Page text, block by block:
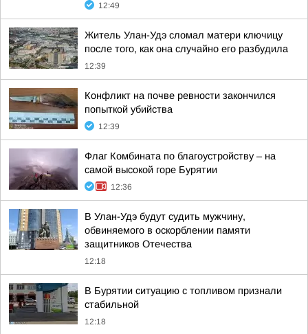
12:49
Житель Улан-Удэ сломал матери ключицу
после того, как она случайно его разбудила
12:39
Конфликт на почве ревности закончился
попыткой убийства
12:39
Флаг Комбината по благоустройству – на
самой высокой горе Бурятии
12:36
В Улан-Удэ будут судить мужчину,
обвиняемого в оскорблении памяти
защитников Отечества
12:18
В Бурятии ситуацию с топливом признали
стабильной
12:18